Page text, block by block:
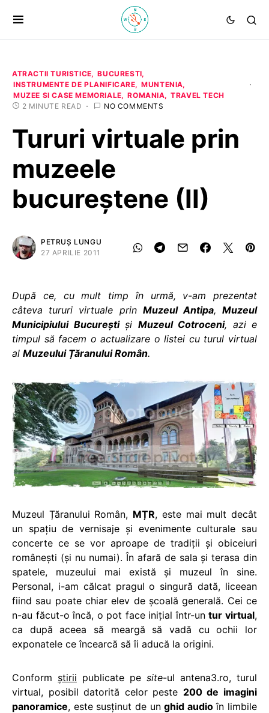
ATRACTII TURISTICE
BUCURESTI
INSTRUMENTE DE PLANIFICARE
MUNTENIA
MUZEE SI CASE MEMORIALE
ROMANIA
TRAVEL TECH
2 MINUTE READ
NO COMMENTS
Tururi virtuale prin
muzeele
bucureştene (II)
PETRUȘ LUNGU
27 APRILIE 2011
După ce, cu mult timp în urmă, v-am prezentat
câteva tururi virtuale prin Muzeul Antipa,Muzeul
Municipiului Bucureștiși Muzeul Cotroceni, azi e
timpul să facem o actualizare o listei cu turul virtual
al Muzeului Țăranului Român.
Muzeul Țăranului Român, MȚR, este mai mult decât
un spațiu de vernisaje și evenimente culturale sau
concerte ce se vor aproape de tradiții și obiceiuri
românești (și nu numai). În afară de sala și terasa din
spatele, muzeului mai există și muzeul în sine.
Personal, i-am călcat pragul o singură dată, liceean
fiind sau poate chiar elev de școală generală. Cei ce
n-au făcut-o încă, o pot face inițial într-untur virtual,
ca după aceea să meargă să vadă cu ochii lor
exponatele ce încearcă să îi aducă la origini.
Conform știrii publicate pe site-ul antena3.ro, turul
virtual, posibil datorită celor peste 200 de imagini
panoramice, este susținut de unghid audioîn limbile